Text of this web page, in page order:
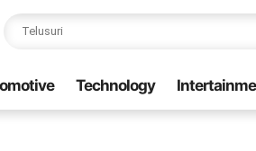
Technology